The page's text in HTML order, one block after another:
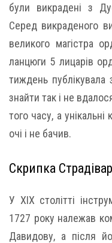
були викрадені з
Серед викраденого
великого магістра
ланцюги 5 лицарів
тиждень публікувала
знайти так і не
того часу, а
очі і не бачив.
Скрипка
У XIX столітті
1727 року належав
Давидову, а після